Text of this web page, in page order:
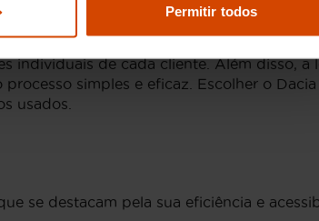
Permitir todos
uma seleção rigorosa e
oferece fiabilidade e desempenho
individuais de cada cliente. Além disso, a
simples e eficaz. Escolher o
usados.
se destacam pela sua eficiência e